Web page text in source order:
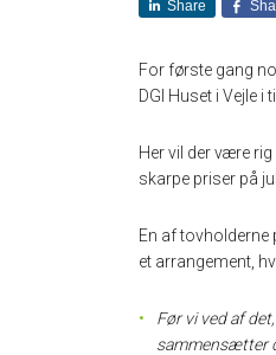
Share
For første gang
DGI Huset i Vejle
Her vil der være
skarpe priser på
En af tovholderne
et arrangement,
Før vi ved af
sammensætter